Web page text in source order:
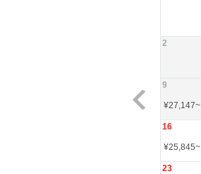
2
9
¥27,147~
16
¥25,845~
23